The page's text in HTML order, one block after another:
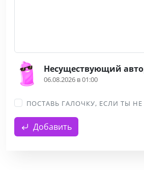
Несуществующий
06.08.2026 в 01:00
ПОСТАВЬ ГАЛОЧКУ, ЕСЛИ ТЫ
Добавить